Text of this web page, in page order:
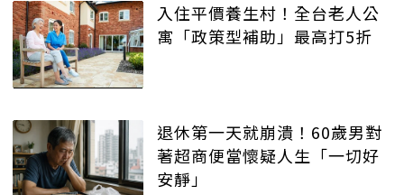
入住平價養生村！全台老人公
寓「政策型補助」最高打5折
退休第一天就崩潰！60歲男對
著超商便當懷疑人生「一切好
安靜」